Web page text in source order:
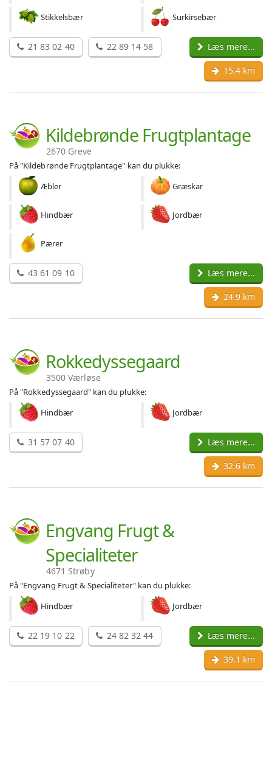
Stikkelsbær Surkirsebær
21 83 02 40 22 89 14 58 Læs mere...
15.4 km
Kildebrønde Frugtplantage
2670 Greve
På "Kildebrønde Frugtplantage" kan du plukke:
Æbler
Græskar
Hindbær Jordbær
Pærer
43 61 09 10 Læs mere...
24.9 km
Rokkedyssegaard
3500 Værløse
På "Rokkedyssegaard" kan du plukke:
Hindbær
Jordbær
31 57 07 40 Læs mere...
32.6 km
Engvang Frugt &
Specialiteter
4671 Strøby
På "Engvang Frugt & Specialiteter" kan du plukke:
Hindbær
Jordbær
22 19 10 22 24 82 32 44 Læs mere...
39.1 km